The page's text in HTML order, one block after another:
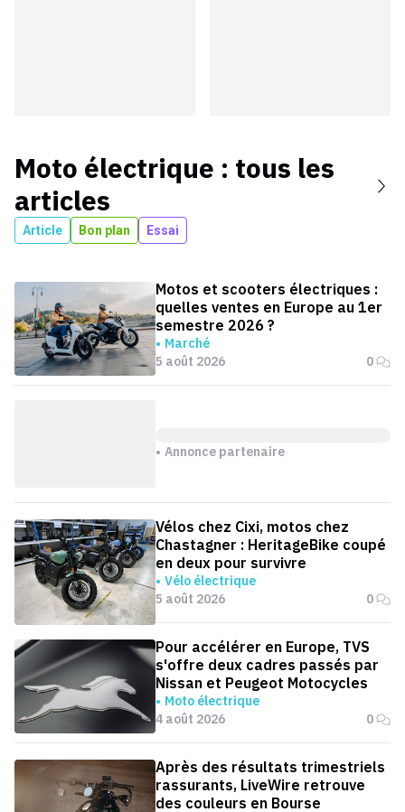
Moto électrique : tous les
articles
Article Bon plan Essai
Motos et scooters électriques :
quelles ventes en Europe au 1er
semestre 2026 ?
Marché
5 août 2026
0
Annonce partenaire
Vélos chez Cixi, motos chez
Chastagner : HeritageBike coupé
en deux pour survivre
Vélo électrique
5 août 2026
0
Pour accélérer en Europe, TVS
s'offre deux cadres passés par
Nissan et Peugeot Motocycles
Moto électrique
4 août 2026
0
Après des résultats trimestriels
rassurants, LiveWire retrouve
des couleurs en Bourse